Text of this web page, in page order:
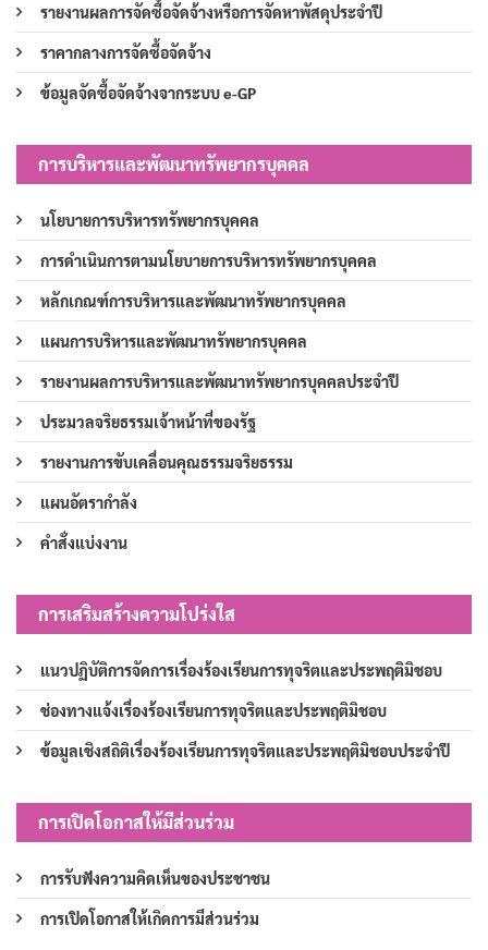
รายงานผลการจัดซื้อจัดจ้างหรือการจัดหาพัสดุประจำปี
ราคากลางการจัดซื้อจัดจ้าง
ข้อมูลจัดซื้อจัดจ้างจากระบบ e-GP
การบริหารและพัฒนาทรัพยากรบุคคล
นโยบายการบริหารทรัพยากรบุคคล
การดำเนินการตามนโยบายการบริหารทรัพยากรบุคคล
หลักเกณฑ์การบริหารและพัฒนาทรัพยากรบุคคล
แผนการบริหารและพัฒนาทรัพยากรบุคคล
รายงานผลการบริหารและพัฒนาทรัพยากรบุคคลประจำปี
ประมวลจริยธรรมเจ้าหน้าที่ของรัฐ
รายงานการขับเคลื่อนคุณธรรมจริยธรรม
แผนอัตรากำลัง
คำสั่งแบ่งงาน
การเสริมสร้างความโปร่งใส
แนวปฏิบัติการจัดการเรื่องร้องเรียนการทุจริตและประพฤติมิชอบ
ช่องทางแจ้งเรื่องร้องเรียนการทุจริตและประพฤติมิชอบ
ข้อมูลเชิงสถิติเรื่องร้องเรียนการทุจริตและประพฤติมิชอบประจำปี
การเปิดโอกาสให้มีส่วนร่วม
การรับฟังความคิดเห็นของประชาชน
การเปิดโอกาสให้เกิดการมีส่วนร่วม